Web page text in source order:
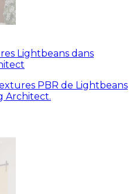
Lightbeans dans
PBR de Lightbeans
Architect.